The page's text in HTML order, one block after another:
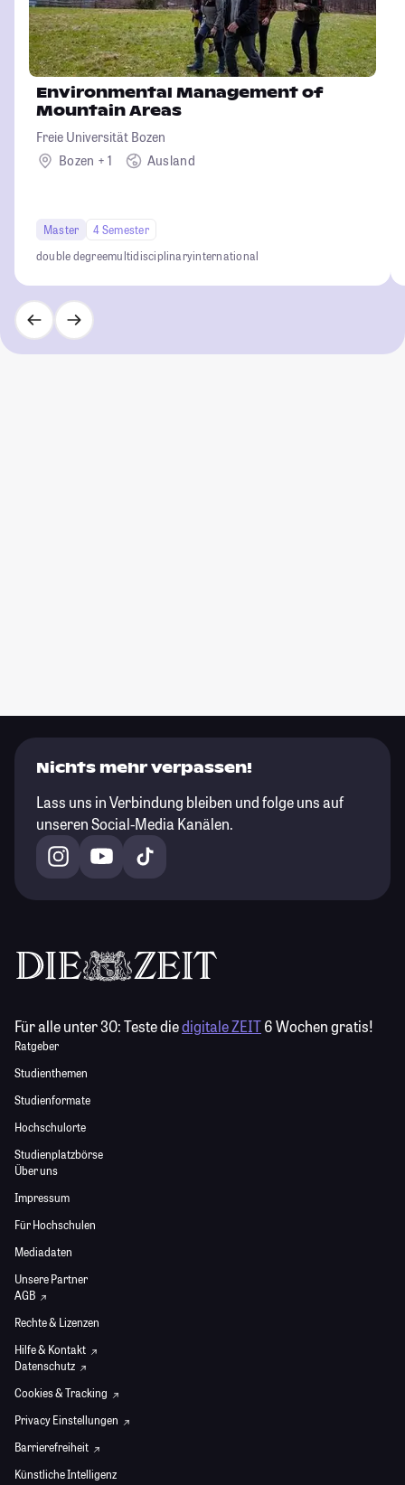
Environmental Management of
Mountain Areas
Freie Universität Bozen
Bozen + 1
Ausland
Master
4 Semester
double degreemultidisciplinaryinternational
Nichts mehr verpassen!
Lass uns in Verbindung bleiben und folge uns auf
unseren Social-Media Kanälen.
Für alle unter 30:Teste diedigitale ZEIT6 Wochen gratis!
Ratgeber
Studienthemen
Studienformate
Hochschulorte
Studienplatzbörse
Über uns
Impressum
Für Hochschulen
Mediadaten
Unsere Partner
AGB
Rechte & Lizenzen
Hilfe & Kontakt
Datenschutz
Cookies & Tracking
Privacy Einstellungen
Barrierefreiheit
Künstliche Intelligenz